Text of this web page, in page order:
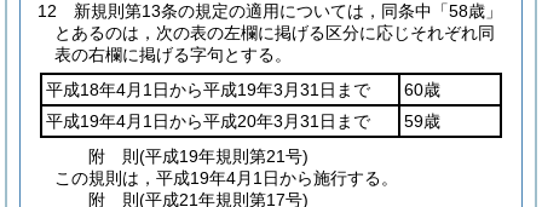
12
新規則第13条の規定の適用については，同条中「58歳」
とあるのは，次の表の左欄に掲げる区分に応じそれぞれ同
表の右欄に掲げる字句とする。
平成18年4月1日から平成19年3月31日まで
60歳
平成19年4月1日から平成20年3月31日まで
59歳
附 則(平成19年規則第21号)
この規則は，平成19年4月1日から施行する。
附 則(平成21年規則第17号)